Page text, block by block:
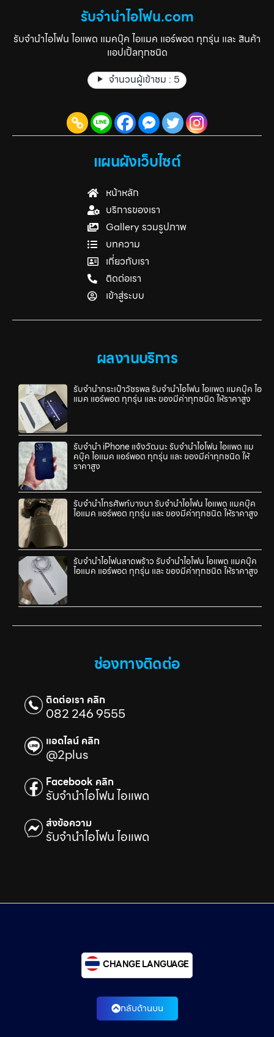
รับจำนำไอโฟน.com
รับจำนำไอโฟน ไอแพด แมคบุ๊ค ไอแมค แอร์พอต ทุกรุ่น และ สินค้า
แอปเปิ้ลทุกชนิด
จำนวนผู้เข้าชม : 5
แผนผังเว็บไซต์
หน้าหลัก
บริการของเรา
Gallery รวมรูปภาพ
บทความ
เกี่ยวกับเรา
ติดต่อเรา
เข้าสู่ระบบ
ผลงานบริการ
รับจำนำกระเป๋าวัชรพล รับจำนำไอโฟน ไอแพด แมคบุ๊ค ไอ
แมค แอร์พอต ทุกรุ่น และ ของมีค่าทุกชนิด ให้ราคาสูง
รับจำนำ iPhone แจ้งวัฒนะ รับจำนำไอโฟน ไอแพด แม
คบุ๊ค ไอแมค แอร์พอต ทุกรุ่น และ ของมีค่าทุกชนิด ให้
ราคาสูง
รับจำนำโทรศัพท์บางนา รับจำนำไอโฟน ไอแพด แมคบุ๊ค
ไอแมค แอร์พอต ทุกรุ่น และ ของมีค่าทุกชนิด ให้ราคาสูง
รับจำนำไอโฟนลาดพร้าว รับจำนำไอโฟน ไอแพด แมคบุ๊ค
ไอแมค แอร์พอต ทุกรุ่น และ ของมีค่าทุกชนิด ให้ราคาสูง
ช่องทางติดต่อ
ติดต่อเรา คลิก
082 246 9555
แอดไลน์ คลิก
@2plus
Facebook คลิก
รับจำนำไอโฟน ไอแพด
ส่งข้อความ
รับจำนำไอโฟน ไอแพด
CHANGE LANGUAGE
กลับด้านบน